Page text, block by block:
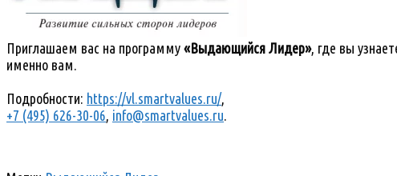
Приглашаем вас на программу «Выдающийся Лидер», где вы
именно вам.
Подробности: https://vl.smartvalues.ru/,
+7 (495) 626-30-06, info@smartvalues.ru.